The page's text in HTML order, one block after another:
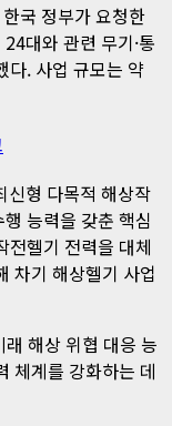
국 정부가 요청한
대와 관련 무기·통
다. 사업 규모는 약
신형 다목적 해상작
능력을 갖춘 핵심
전헬기 전력을 대체
차기 해상헬기 사업
해상 위협 대응 능
체계를 강화하는 데